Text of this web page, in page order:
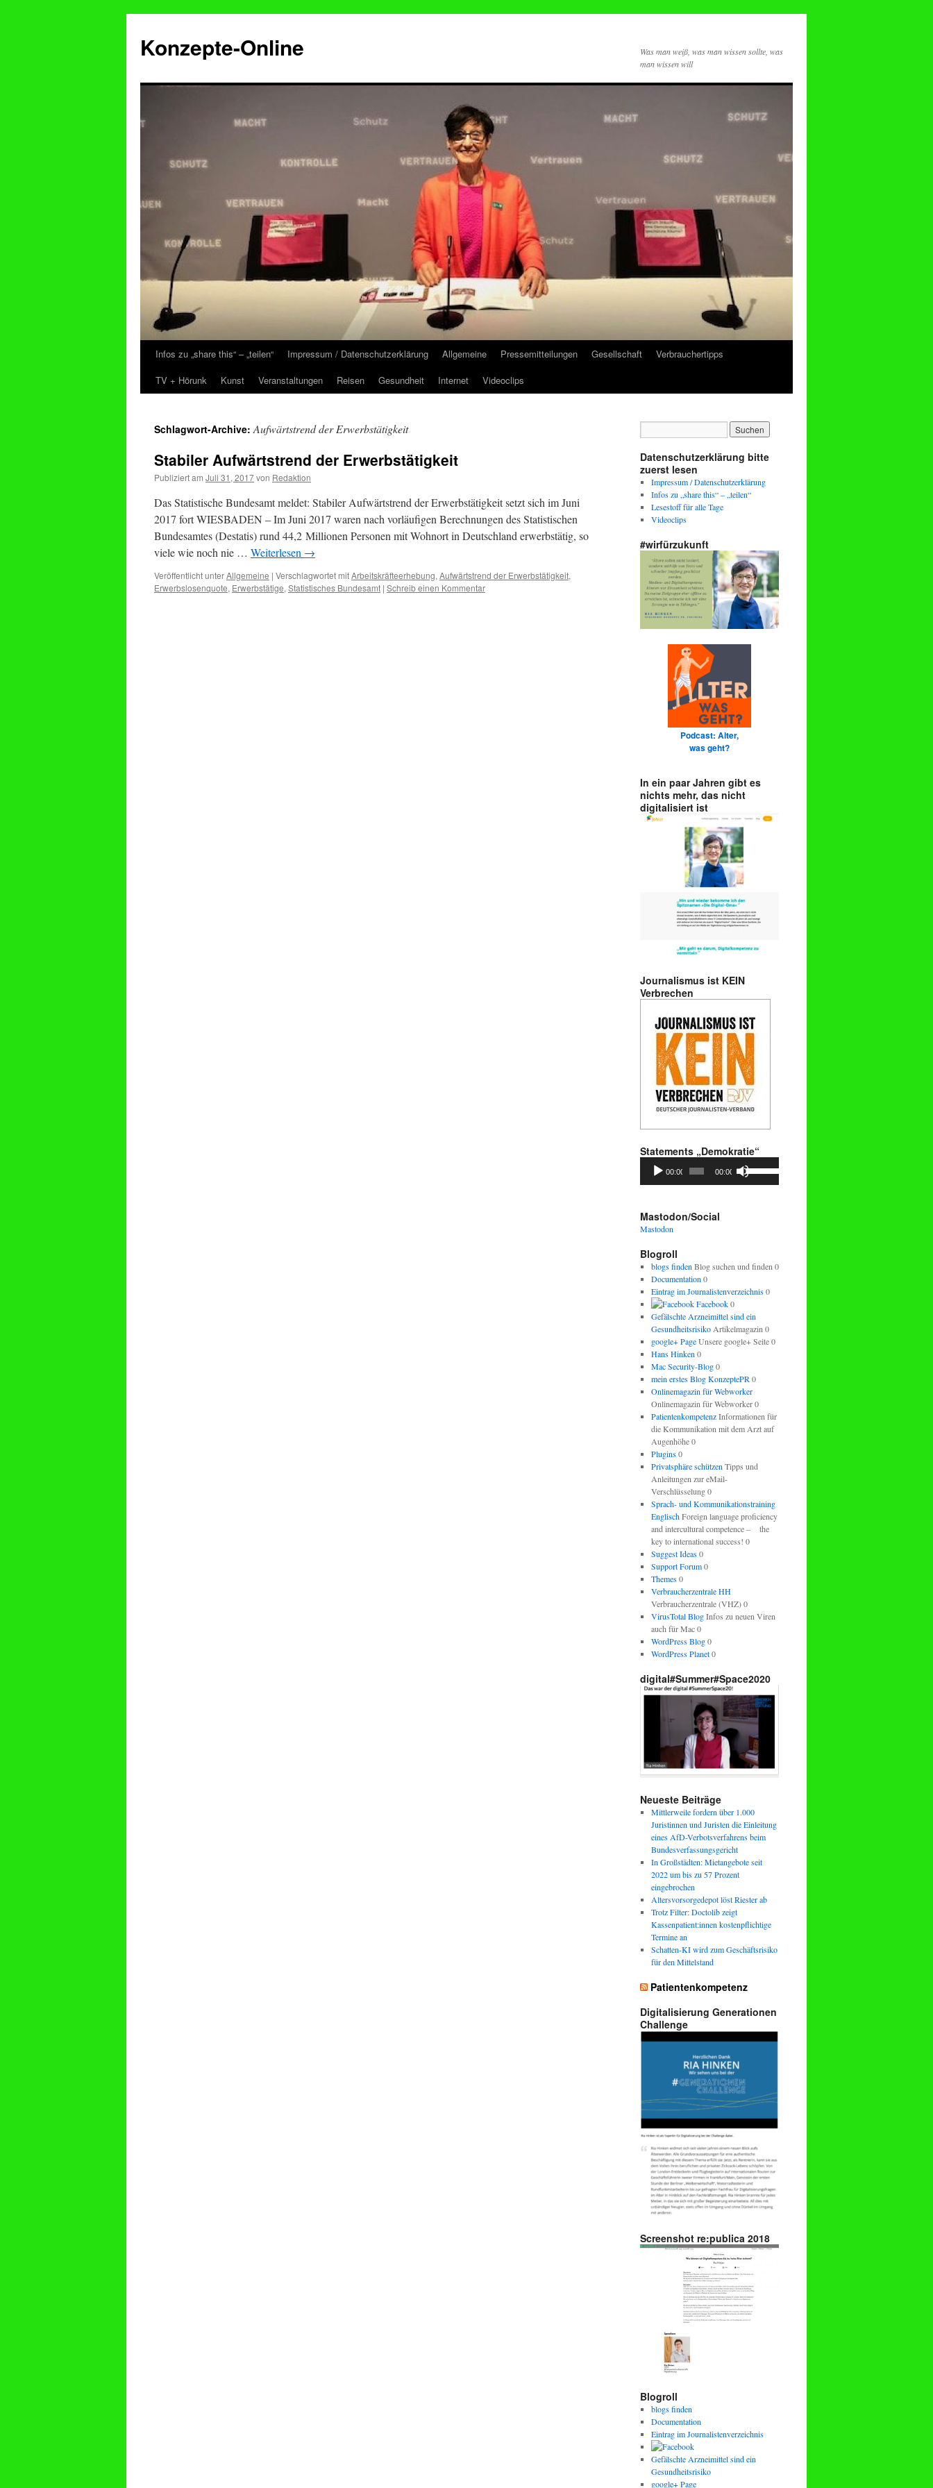
Konzepte-Online
Was man weiß, was man wissen sollte, was
man wissen will
Zum
Inhalt
Infos zu „share this“ – „teilen“ Impressum / Datenschutzerklärung Allgemeine Pressemitteilungen Gesellschaft
Verbrauchertipps
TV + Hörunk
Kunst Veranstaltungen Reisen Gesundheit Internet Videoclips
Schlagwort-Archive:Aufwärtstrend der Erwerbstätigkeit
Stabiler Aufwärtstrend der Erwerbstätigkeit
Publiziert am Juli 31, 2017von Redaktion
Das Statistische Bundesamt meldet: Stabiler Aufwärtstrend der Erwerbstätigkeit setzt sich im Juni
2017 fort WIESBADEN – Im Juni 2017 waren nach vorläufigen Berechnungen des Statistischen
Bundesamtes (Destatis) rund 44,2 Millionen Personen mit Wohnort in Deutschland erwerbstätig, so
viele wie noch nie … Weiterlesen →
Veröffentlicht unterAllgemeine | Verschlagwortet mitArbeitskräfteerhebung, Aufwärtstrend der Erwerbstätigkeit,
Erwerbslosenquote, Erwerbstätige, Statistisches Bundesamt | Schreib einen Kommentar
Datenschutzerklärung bitte
zuerst lesen
Impressum / Datenschutzerklärung
Infos zu „share this“ – „teilen“
Lesestoff für alle Tage
Videoclips
#wirfürzukunft
Podcast: Alter,
was geht?
In ein paar Jahren gibt es
nichts mehr, das nicht
digitalisiert ist
Journalismus ist KEIN
Verbrechen
Statements „Demokratie“
Audio-
Player
00:00 00:00
Hoch/Runter
benutzen,
Mastodon/Social
Mastodon
Blogroll
blogs finden Blog suchen und finden 0
Documentation 0
Eintrag im Journalistenverzeichnis0
Facebook0
Gefälschte Arzneimittel sind ein
GesundheitsrisikoArtikelmagazin 0
google+ PageUnsere google+ Seite 0
Hans Hinken 0
Mac Security-Blog0
mein erstes Blog KonzeptePR 0
Onlinemagazin für Webworker
Onlinemagazin für Webworker 0
PatientenkompetenzInformationen für
die Kommunikation mit dem Arzt auf
Augenhöhe 0
Plugins0
Privatsphäre schützen Tipps und
Anleitungen zur eMail-
Verschlüsselung 0
Sprach- und Kommunikationstraining
EnglischForeign language proficiency
and intercultural competence – the
key to international success! 0
Suggest Ideas0
Support Forum0
Themes0
Verbraucherzentrale HH
Verbraucherzentrale (VHZ) 0
VirusTotal BlogInfos zu neuen Viren
auch für Mac 0
WordPress Blog0
WordPress Planet0
digital#Summer#Space2020
Neueste Beiträge
Mittlerweile fordern über 1.000
Juristinnen und Juristen die Einleitung
eines AfD-Verbotsverfahrens beim
Bundesverfassungsgericht
In Großstädten: Mietangebote seit
2022 um bis zu 57 Prozent
eingebrochen
Altersvorsorgedepot löst Riester ab
Trotz Filter: Doctolib zeigt
Kassenpatient:innen kostenpflichtige
Termine an
Schatten-KI wird zum Geschäftsrisiko
für den Mittelstand
Patientenkompetenz
Digitalisierung Generationen
Challenge
Screenshot re:publica 2018
Blogroll
blogs finden
Documentation
Eintrag im Journalistenverzeichnis
Gefälschte Arzneimittel sind ein
Gesundheitsrisiko
google+ Page